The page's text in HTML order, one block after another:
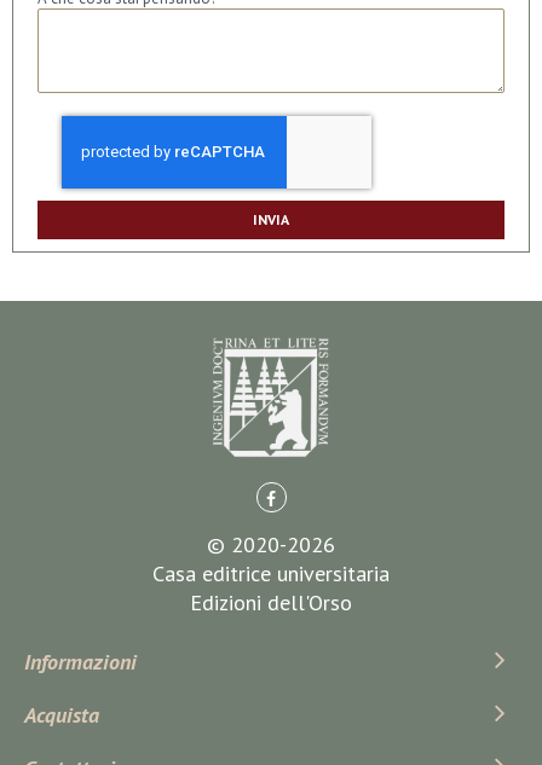
INVIA
© 2020-2026
Casa editrice universitaria
Edizioni dell'Orso
Informazioni
Acquista